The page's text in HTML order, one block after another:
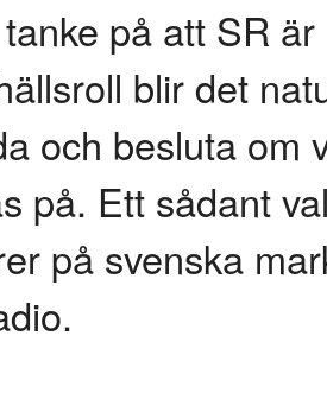
på att SR
blir det
och besluta om
på. Ett sådant
på svenska